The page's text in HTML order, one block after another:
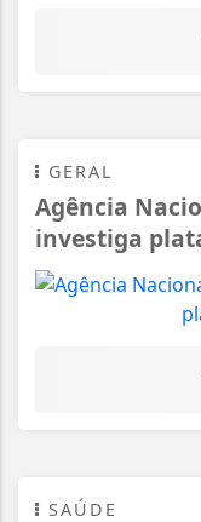
GERAL
Agência
investiga
SAÚDE